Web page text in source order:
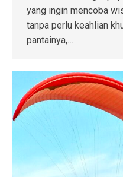
yang ingin mencoba
tanpa perlu keahlian
pantainya,…